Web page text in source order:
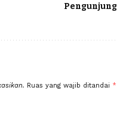
Pengunjung
Ruas yang wajib ditandai *